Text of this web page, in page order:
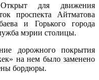
для движения
проспекта Айтматова
и Горького города
мэрии столицы.
дорожного покрытия
на нем было заменено
бордюры.